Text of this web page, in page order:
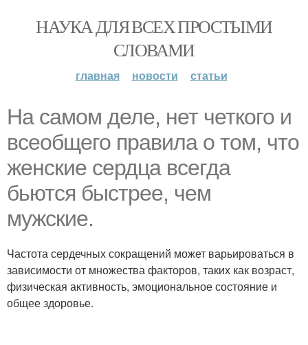
НАУКА ДЛЯ ВСЕХ ПРОСТЫМИ
СЛОВАМИ
главная новости статьи
На самом деле, нет четкого и
всеобщего правила о том, что
женские сердца всегда
бьются быстрее, чем
мужские.
Частота сердечных сокращений может варьироваться в
зависимости от множества факторов, таких как возраст,
физическая активность, эмоциональное состояние и
общее здоровье.